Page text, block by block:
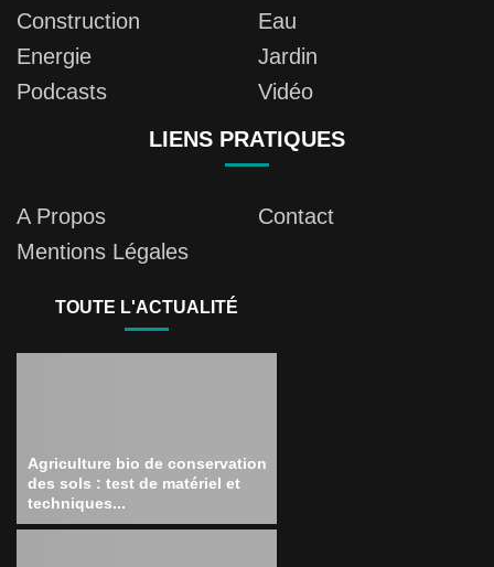
Construction
Eau
Energie
Jardin
Podcasts
Vidéo
LIENS PRATIQUES
A Propos
Contact
Mentions Légales
TOUTE L'ACTUALITÉ
Agriculture bio de conservation
des sols : test de matériel et
techniques...